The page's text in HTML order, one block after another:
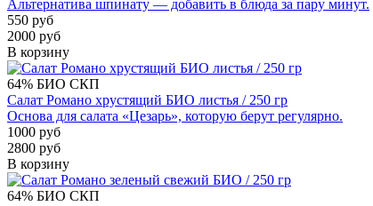
Альтернатива шпинату — добавить в блюда за пару минут.
550 руб
2000 руб
В корзину
64% БИО СКП
Салат Романо хрустящий БИО листья / 250 гр
Основа для салата «Цезарь», которую берут регулярно.
1000 руб
2800 руб
В корзину
64% БИО СКП